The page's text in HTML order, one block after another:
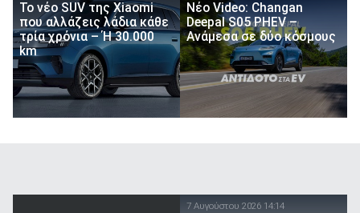
Το νέο SUV της Xiaomi
που αλλάζεις λάδια κάθε
τρία χρόνια – Ή 30.000
km
Νέο Video: Changan
Deepal S05 PHEV –
Ανάμεσα σε δύο κόσμους
7 Αυγούστου 2026 14:14